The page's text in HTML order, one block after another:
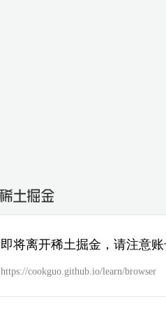
即将离开稀土掘金，请注意
https://cookguo.github.io/learn/browser